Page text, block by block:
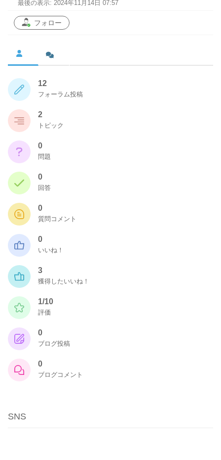
最後の表示: 2024年11月14日 07:57
フォロー
12
フォーラム投稿
2
トピック
0
問題
0
回答
0
質問コメント
0
いいね！
3
獲得したいいね！
1/10
評価
0
ブログ投稿
0
ブログコメント
SNS